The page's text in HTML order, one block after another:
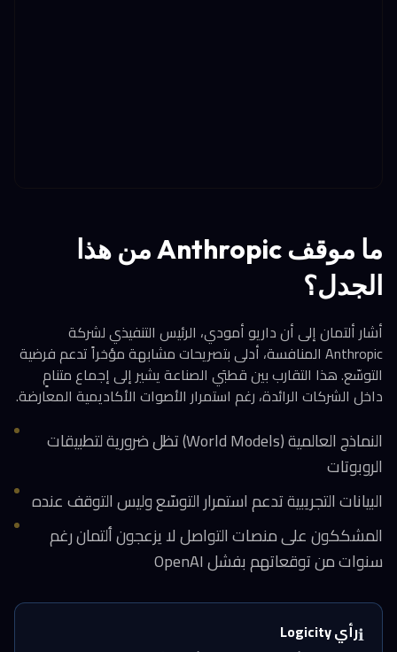
ما موقف Anthropic من هذا
الجدل؟
أشار ألتمان إلى أن داريو أمودي، الرئيس التنفيذي لشركة
Anthropic المنافسة، أدلى بتصريحات مشابهة مؤخراً تدعم فرضية
التوسّع. هذا التقارب بين قطبَي الصناعة يشير إلى إجماع متنامٍ
داخل الشركات الرائدة، رغم استمرار الأصوات الأكاديمية المعارضة.
النماذج العالمية (World Models) تظل ضرورية لتطبيقات
الروبوتات
البيانات التجريبية تدعم استمرار التوسّع وليس التوقف عنده
المشككون على منصات التواصل لا يزعجون ألتمان رغم
سنوات من توقعاتهم بفشل OpenAI
ℹ️رأي Logicity